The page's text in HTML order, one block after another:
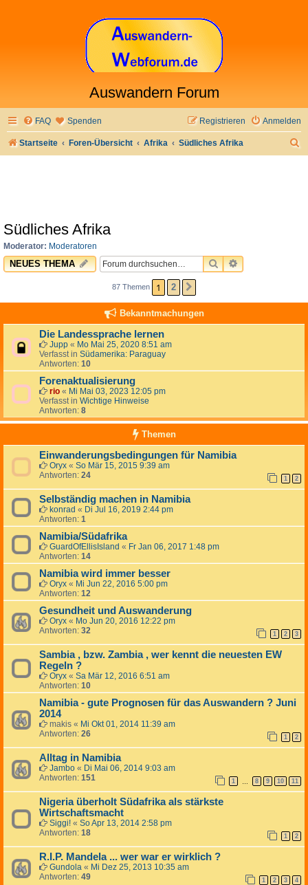
Auswandern Forum
FAQ Spenden Anmelden
Registrieren
Startseite Foren-Übersicht Afrika Südliches Afrika
Südliches Afrika
Moderator: Moderatoren
NEUES THEMA SUCHEERWEITERTE
87 Themen 1 2
Bekanntmachungen
Die Landessprache lernen
Jupp « Mo Mai 25, 2020 8:51 am
Verfasst in Südamerika: Paraguay
Antworten: 10
Forenaktualisierung
rio « Mi Mai 03, 2023 12:05 pm
Verfasst in Wichtige Hinweise
Antworten: 8
Themen
Einwanderungsbedingungen für Namibia
Oryx « So Mär 15, 2015 9:39 am
Antworten: 24 1 2
Selbständig machen in Namibia
konrad « Di Jul 16, 2019 2:44 pm
Antworten: 1
Namibia/Südafrika
GuardOfEllisIsland « Fr Jan 06, 2017 1:48 pm
Antworten: 14
Namibia wird immer besser
Oryx « Mi Jun 22, 2016 5:00 pm
Antworten: 12
Gesundheit und Auswanderung
Oryx « Mo Jun 20, 2016 12:22 pm
Antworten: 32 1 2 3
Sambia , bzw. Zambia , wer kennt die neuesten EW
Regeln ?
Oryx « Sa Mär 12, 2016 6:51 am
Antworten: 10
Namibia - gute Prognosen für das Auswandern ? Juni
2014
makis « Mi Okt 01, 2014 11:39 am
Antworten: 26 1 2
Alltag in Namibia
Jambo « Di Mai 06, 2014 9:03 am
Antworten: 151 1 … 8 9 10 11
Nigeria überholt Südafrika als stärkste
Wirtschaftsmacht
Siggi! « So Apr 13, 2014 2:58 pm
Antworten: 18 1 2
R.I.P. Mandela ... wer war er wirklich ?
Gundola « Mi Dez 25, 2013 10:35 am
Antworten: 49 1 2 3 4